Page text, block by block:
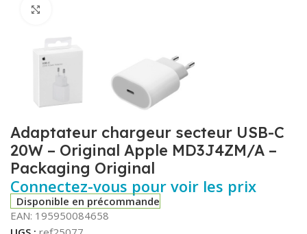
Adaptateur chargeur secteur USB-C
20W – Original Apple MD3J4ZM/A –
Packaging Original
Connectez-vous pour voir les prix
Disponible en précommande
EAN: 195950084658